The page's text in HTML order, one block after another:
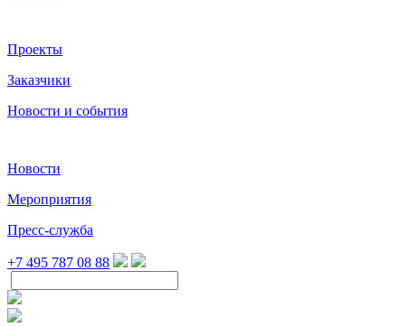
Проекты
Заказчики
Новости и события
Новости
Мероприятия
Пресс-служба
+7 495 787 08 88